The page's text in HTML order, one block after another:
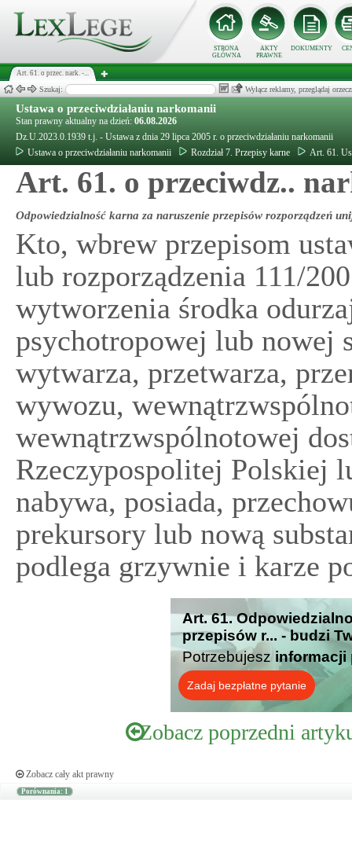
STRONA
GŁÓWNA
AKTY
PRAWNE
DOKUMENTY
Art. 61. o przec. nark. -...
Szukaj: Wyłącz reklamy, przeglądaj
Ustawa o przeciwdziałaniu narkomanii
Stan prawny aktualny na dzień: 06.08.2026
Dz.U.2023.0.1939 t.j. - Ustawa z dnia 29 lipca 2005 r. o przeciwdziałaniu narkomanii
Ustawa o przeciwdziałaniu narkomanii
Rozdział 7. Przepisy karne Art. 61.
Art. 61. o przeciwdz..
Odpowiedzialność karna za naruszenie przepisów rozporządzeń
Kto, wbrew przepisom
lub rozporządzenia 111/
wytworzenia środka
psychotropowej lub nowej
wytwarza, przetwarza,
wywozu,
wewnątrzwspólnotowej
Rzeczypospolitej Polskiej
nabywa, posiada,
prekursory lub nową
podlega grzywnie i karze
Art. 61.
przepisów r... - budzi
Potrzebujesz informacji
Zadaj bezpłatne pytanie
Zobacz poprzedni
Zobacz cały akt prawny
Porównania: 1